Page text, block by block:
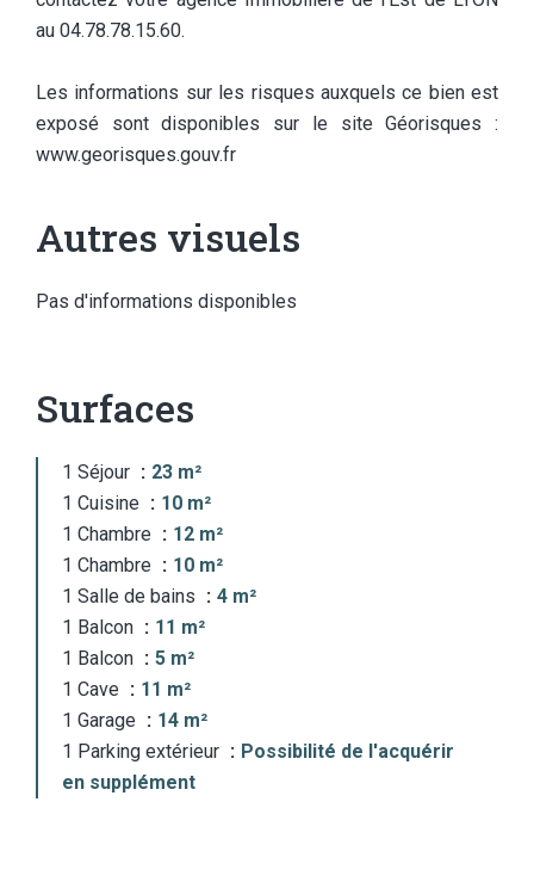
au 04.78.78.15.60.
Les informations sur les risques auxquels ce bien est
exposé sont disponibles sur le site Géorisques :
www.georisques.gouv.fr
Autres visuels
Pas d'informations disponibles
Surfaces
1 Séjour
23 m²
1 Cuisine
10 m²
1 Chambre
12 m²
1 Chambre
10 m²
1 Salle de bains
4 m²
1 Balcon
11 m²
1 Balcon
5 m²
1 Cave
11 m²
1 Garage
14 m²
1 Parking extérieur
Possibilité de l'acquérir
en supplément